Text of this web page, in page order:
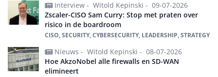
Interview - Witold Kepinski - 09-07-2026
Zscaler-CISO Sam Curry: Stop met praten over
risico in de boardroom
CISO, SECURITY, CYBERSECURITY, LEADERSHIP, STRATEGY
Nieuws - Witold Kepinski - 08-07-2026
Hoe AkzoNobel alle firewalls en SD-WAN
elimineert